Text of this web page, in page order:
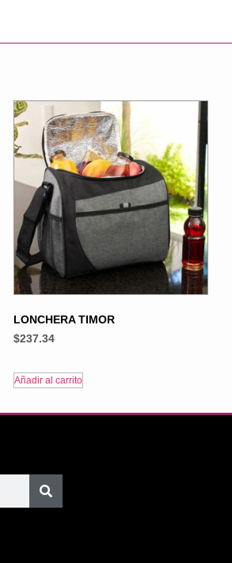
LONCHERA TIMOR
$237.34
Añadir al carrito